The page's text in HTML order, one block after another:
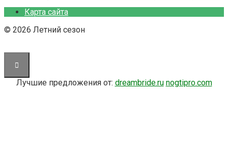
Карта сайта
© 2026 Летний сезон
Лучшие предложения от: dreambride.ru nogtipro.com